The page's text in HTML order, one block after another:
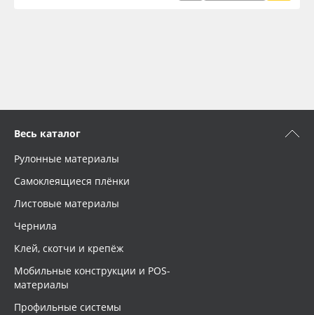
Весь каталог
Рулонные материалы
Самоклеящиеся плёнки
Листовые материалы
Чернила
Клей, скотчи и крепёж
Мобильные конструкции и POS-
материалы
Профильные системы